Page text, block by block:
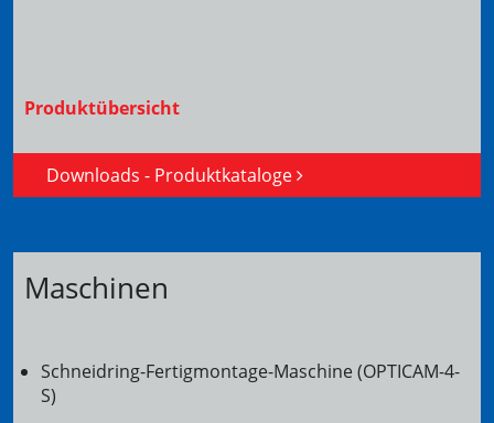
Produktübersicht
Downloads - Produktkataloge
Maschinen
Schneidring-Fertigmontage-Maschine (OPTICAM-4-
S)